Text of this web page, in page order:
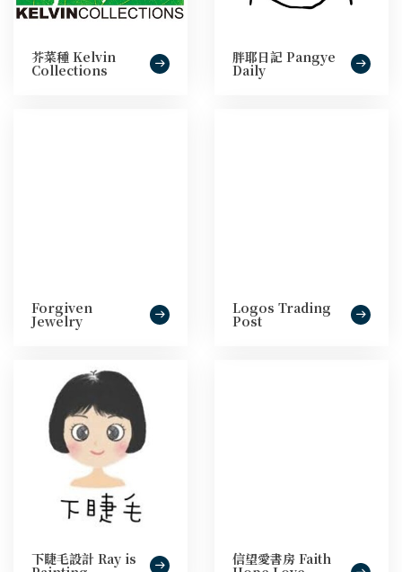
芥菜種 Kelvin
Collections
胖耶日記 Pangye
Daily
Forgiven
Jewelry
Logos Trading
Post
下睫毛設計 Ray is 信望愛書房 Faith